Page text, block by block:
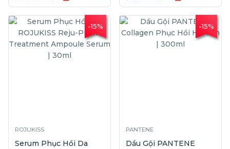
-15%
ROJUKISS
Serum Phục Hồi Da
-15%
PANTENE
Dầu Gội PANTENE